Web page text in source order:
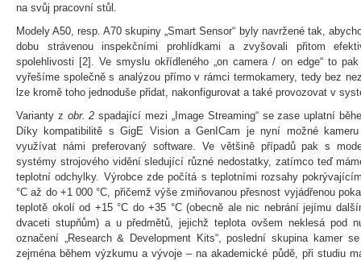
na svůj pracovní stůl.
Modely A50, resp. A70 skupiny „Smart Sensor“ byly navržené tak,
dobu strávenou inspekčními prohlídkami a zvyšovali přitom
spolehlivosti [2]. Ve smyslu okřídleného „on camera / on edge“ to
vyřešíme společně s analýzou přímo v rámci termokamery, tedy bez
lze kromě toho jednoduše přidat, nakonfigurovat a také provozovat v
Varianty z obr. 2spadající mezi „Image Streaming“ se zase uplatní
Díky kompatibilitě s GigE Vision a GenICam je nyní možné
využívat námi preferovaný software. Ve většině případů pak s
systémy strojového vidění sledující různé nedostatky, zatímco teď
teplotní odchylky. Výrobce zde počítá s teplotními rozsahy
°C až do +1 000 °C, přičemž výše zmiňovanou přesnost vyjádřenou
teplotě okolí od +15 °C do +35 °C (obecně ale nic nebrání jejímu
dvaceti stupňům) a u předmětů, jejichž teplota ovšem neklesá pod
označení „Research & Development Kits“, poslední skupina kamer
zejména během výzkumu a vývoje – na akademické půdě, při studiu